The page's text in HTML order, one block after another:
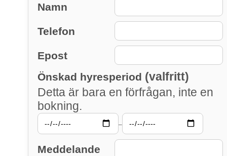
Namn
Telefon
Epost
Önskad hyresperiod (valfritt)
Detta är bara en förfrågan, inte en
bokning.
–
Meddelande